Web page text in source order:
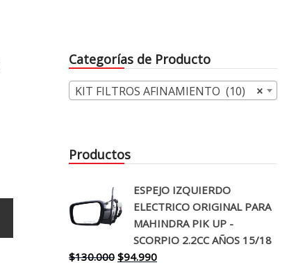
Categorías de Producto
×
KIT FILTROS AFINAMIENTO (10)
Productos
ESPEJO IZQUIERDO
ELECTRICO ORIGINAL PARA
MAHINDRA PIK UP -
SCORPIO 2.2CC AÑOS 15/18
$130.000 El
$94.990El